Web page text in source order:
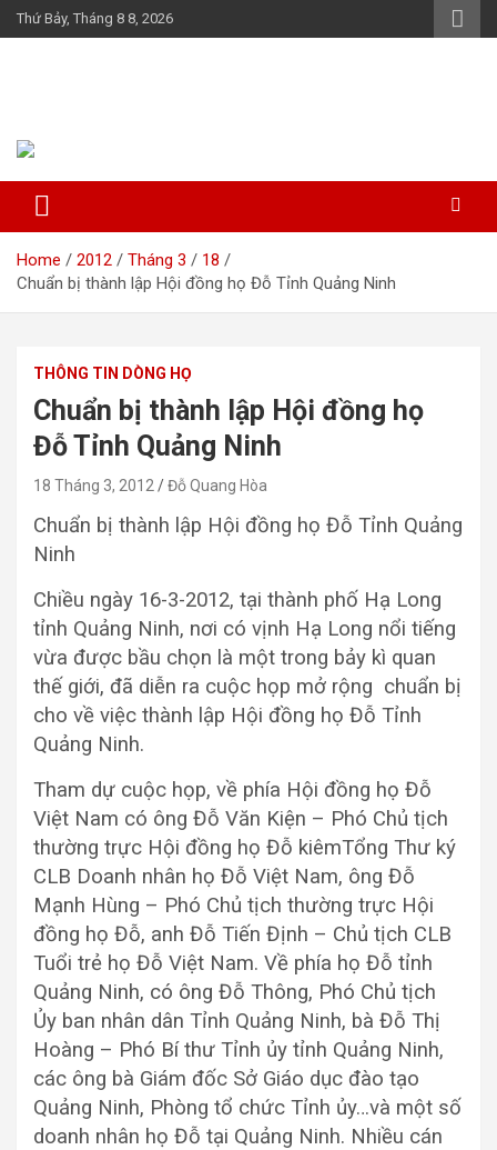
Skip
to
Thứ Bảy, Tháng 8 8, 2026
Home 2012 Tháng 3
18
Chuẩn bị thành lập Hội đồng họ Đỗ Tỉnh Quảng Ninh
THÔNG TIN DÒNG HỌ
Chuẩn bị thành lập Hội đồng họ
Đỗ Tỉnh Quảng Ninh
18 Tháng 3, 2012 Đỗ Quang Hòa
Chuẩn bị thành lập Hội đồng họ Đỗ Tỉnh Quảng
Ninh
Chiều ngày 16-3-2012, tại thành phố Hạ Long
tỉnh Quảng Ninh, nơi có vịnh Hạ Long nổi tiếng
vừa được bầu chọn là một trong bảy kì quan
thế giới, đã diễn ra cuộc họp mở rộng chuẩn bị
cho về việc thành lập Hội đồng họ Đỗ Tỉnh
Quảng Ninh.
Tham dự cuộc họp, về phía Hội đồng họ Đỗ
Việt Nam có ông Đỗ Văn Kiện – Phó Chủ tịch
thường trực Hội đồng họ Đỗ kiêmTổng Thư ký
CLB Doanh nhân họ Đỗ Việt Nam, ông Đỗ
Mạnh Hùng – Phó Chủ tịch thường trực Hội
đồng họ Đỗ, anh Đỗ Tiến Định – Chủ tịch CLB
Tuổi trẻ họ Đỗ Việt Nam. Về phía họ Đỗ tỉnh
Quảng Ninh, có ông Đỗ Thông, Phó Chủ tịch
Ủy ban nhân dân Tỉnh Quảng Ninh, bà Đỗ Thị
Hoàng – Phó Bí thư Tỉnh ủy tỉnh Quảng Ninh,
các ông bà Giám đốc Sở Giáo dục đào tạo
Quảng Ninh, Phòng tổ chức Tỉnh ủy…và một số
doanh nhân họ Đỗ tại Quảng Ninh. Nhiều cán